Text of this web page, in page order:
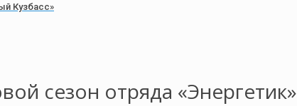
Кузбасс»
сезон отряда «Энергетик»